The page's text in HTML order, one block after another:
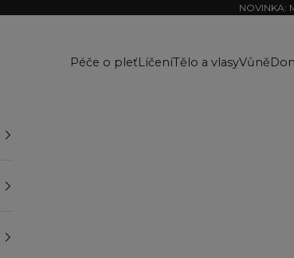
NOVINKA:
Péče o pleťLíčeníTělo a vlasyVůně